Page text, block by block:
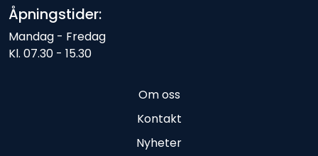
Åpningstider:
Mandag - Fredag
Kl. 07.30 - 15.30
Om oss
Kontakt
Nyheter